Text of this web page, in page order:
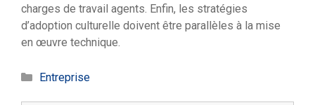
charges de travail agents. Enfin, les stratégies
d’adoption culturelle doivent être parallèles à la mise
en œuvre technique.
Catégories
Entreprise